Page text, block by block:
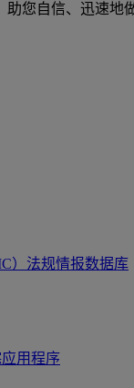
助您自信、迅速地
）法规情报数据库
应用程序